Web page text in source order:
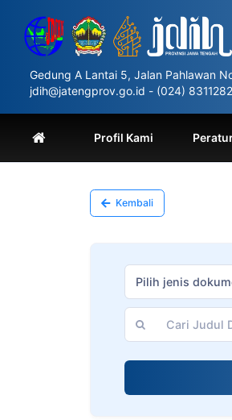
website
includes
accessibility
system.
Control-
F11
Gedung A Lantai 5, Jalan Pahlawan
jdih@jatengprov.go.id - (024) 8311282
Profil Kami
Kembali
Pilih jenis